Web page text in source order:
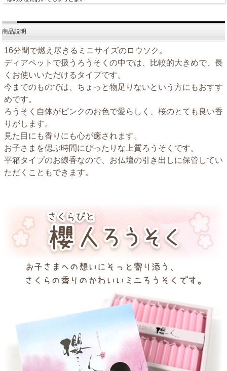
商品説明
16分間で燃え尽きるミニサイズのロウソク。
ディアペットで扱うろうそくの中では、比較的大きめで、長
くお使いいただけるタイプです。
今までのものでは、ちょっと物足りないという方にもおすす
めです。
ろうそく自体がピンクのお色で愛らしく、桜のとても良い香
りがします。
見た目にも香りにも心が癒されます。
お子さまを偲ぶ時間にぴったりな上質ろうそくです。
平箱タイプのお線香なので、お仏壇の引き出しに保管してい
ただくこともできます。